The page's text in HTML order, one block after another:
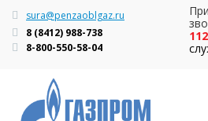
sura@penzaoblgaz.ru
8 (8412) 988-738
8-800-550-58-04
112